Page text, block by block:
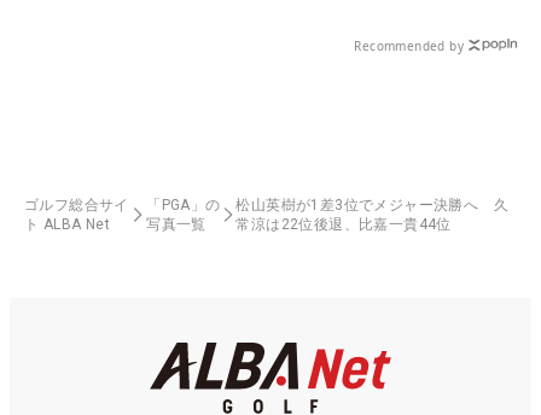
Recommended by
ゴルフ総合サイ
ト ALBA Net
「PGA」の
写真一覧
松山英樹が1差3位でメジャー決勝へ 久
常涼は22位後退、比嘉一貴44位